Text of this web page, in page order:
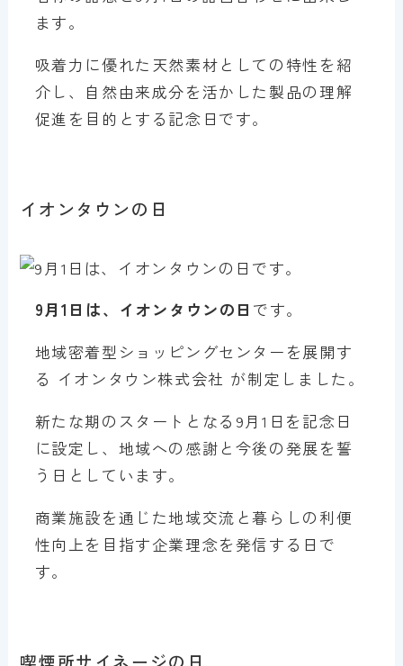
ます。
吸着力に優れた天然素材としての特性を紹
介し、自然由来成分を活かした製品の理解
促進を目的とする記念日です。
イオンタウンの日
9月1日は、イオンタウンの日 です。
地域密着型ショッピングセンターを展開す
る イオンタウン株式会社 が制定しました。
新たな期のスタートとなる9月1日を記念日
に設定し、地域への感謝と今後の発展を誓
う日としています。
商業施設を通じた地域交流と暮らしの利便
性向上を目指す企業理念を発信する日で
す。